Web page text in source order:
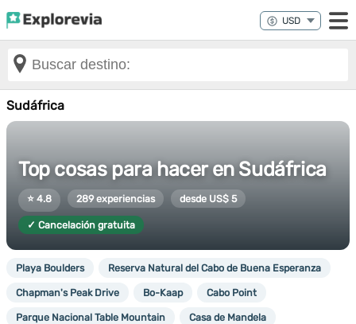
Sudáfrica
Top cosas para hacer en Sudáfrica
⭐ 4.8 289 experiencias desde US$ 5
✓ Cancelación gratuita
Playa Boulders Reserva Natural del Cabo de Buena Esperanza
Chapman's Peak Drive Bo-Kaap Cabo Point
Parque Nacional Table Mountain Casa de Mandela